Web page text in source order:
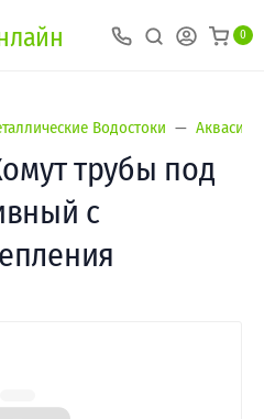
0
Водостоки
трубы под
с